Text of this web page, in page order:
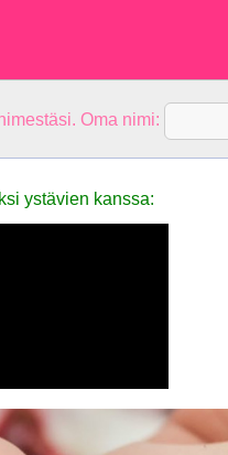
Oma nimi:
ystävien kanssa: